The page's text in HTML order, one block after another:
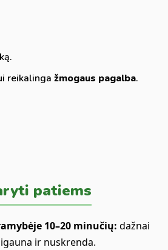
reikalinga žmogaus pagalba.
patiems
10–20 minučių: dažnai
ir nuskrenda.